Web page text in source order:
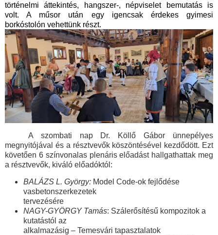
történelmi áttekintés, hangszer-, népviselet bemutatás is
volt. A műsor után egy igencsak érdekes gyimesi
borkóstolón vehettünk részt.
A szombati nap Dr. Köllő Gábor ünnepélyes
megnyitójával és a résztvevők köszöntésével kezdődött. Ezt
követően 6 színvonalas plenáris előadást hallgathattak meg
a résztvevők, kiváló előadóktól:
BALÁZS L. György:Model Code-ok fejlődése
vasbetonszerkezetek
tervezésére
NAGY-GYÖRGY Tamás: Szálerősítésű kompozitok a
kutatástól az
alkalmazásig – Temesvári tapasztalatok